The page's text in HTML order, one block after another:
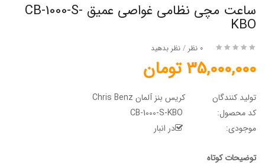
ساعت مچی نظامی غواصی عمیق CB-1000-S-
KBO
0 نظر / نظر بدهید
35,000,000 تومان
تولید کنندگان
کریس بنز آلمان Chris Benz
کد محصول:
موجودی:
در انبار
توضیحات کوتاه